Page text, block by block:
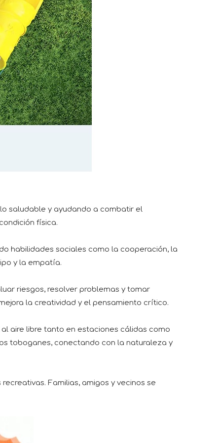
saludable y ayudando a combatir el
física.
habilidades sociales como la cooperación, la
y la empatía.
riesgos, resolver problemas y tomar
la creatividad y el pensamiento crítico.
aire libre tanto en estaciones cálidas como
toboganes, conectando con la naturaleza y
Familias, amigos y vecinos se